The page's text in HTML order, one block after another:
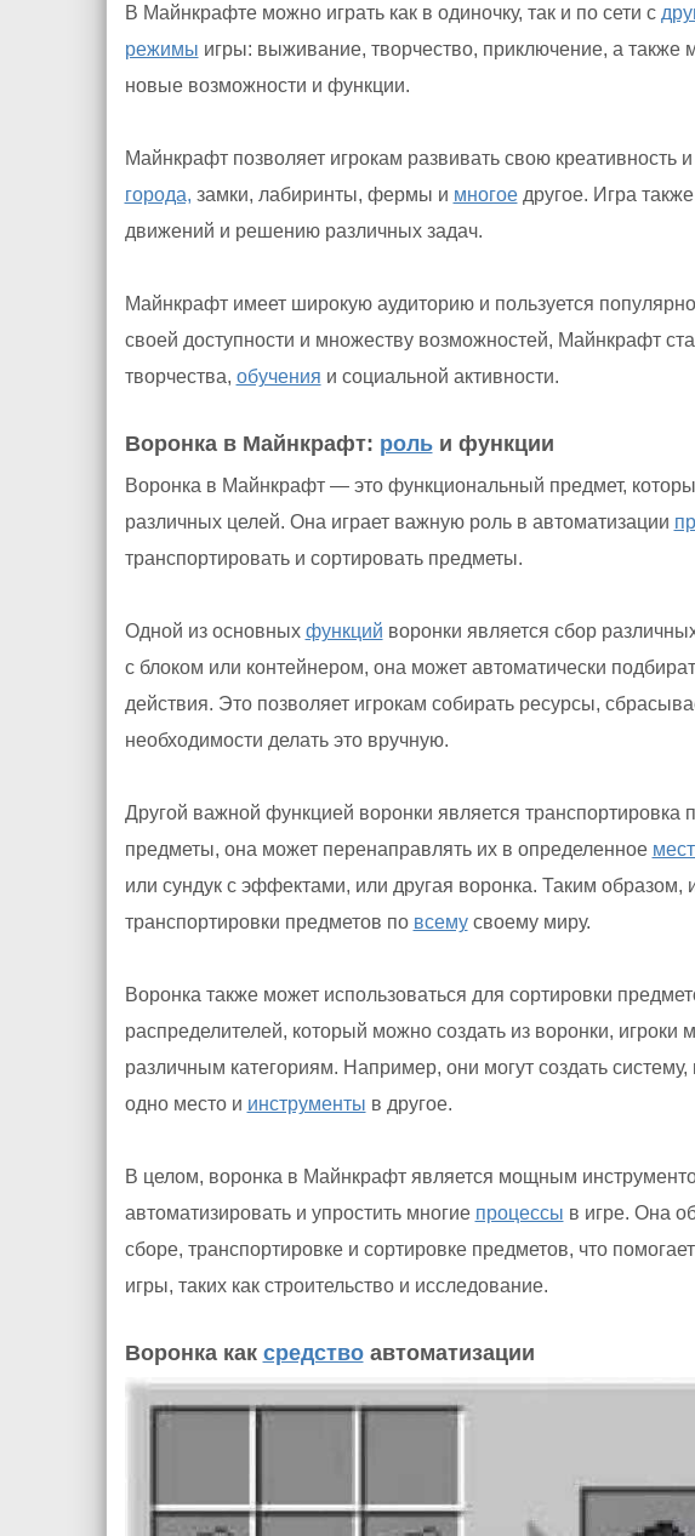
В Майнкрафте можно играть как в одиночку, так и по сети с
режимы игры: выживание, творчество, приключение, а
новые возможности и функции.
Майнкрафт позволяет игрокам развивать свою
города, замки, лабиринты, фермы и многоедругое. Игра
движений и решению различных задач.
Майнкрафт имеет широкую аудиторию и пользуется
своей доступности и множеству возможностей, Майнкрафт
творчества, обучения и социальной активности.
Воронка в Майнкрафт: рольи функции
Воронка в Майнкрафт — это функциональный предмет,
различных целей. Она играет важную роль в автоматизации
транспортировать и сортировать предметы.
Одной из основных функций воронки является сбор
с блоком или контейнером, она может автоматически
действия. Это позволяет игрокам собирать ресурсы,
необходимости делать это вручную.
Другой важной функцией воронки является транспортировка
предметы, она может перенаправлять их в определенное
или сундук с эффектами, или другая воронка. Таким образом,
транспортировки предметов по всемусвоему миру.
Воронка также может использоваться для сортировки
распределителей, который можно создать из воронки, игроки
различным категориям. Например, они могут создать
одно место и инструменты в другое.
В целом, воронка в Майнкрафт является мощным
автоматизировать и упростить многие процессы в игре. Она
сборе, транспортировке и сортировке предметов, что
игры, таких как строительство и исследование.
Воронка как средствоавтоматизации